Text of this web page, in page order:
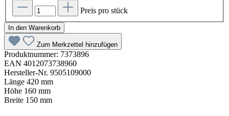
Preis pro stück
In den Warenkorb
Zum Merkzettel hinzufügen
Produktnummer: 7373896
EAN 4012073738960
Hersteller-Nr. 9505109000
Länge 420 mm
Höhe 160 mm
Breite 150 mm